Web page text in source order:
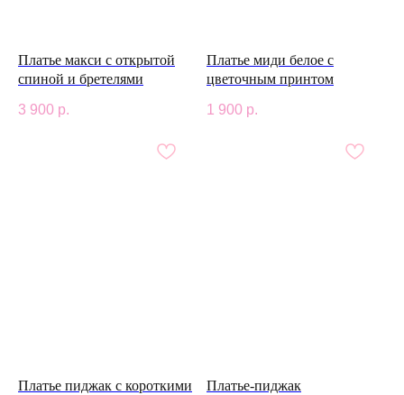
Платье макси с открытой
спиной и бретелями
3 900 р.
Платье миди белое с
цветочным принтом
1 900 р.
Платье пиджак с короткими
Платье-пиджак